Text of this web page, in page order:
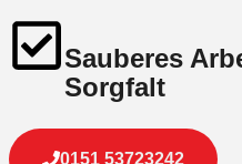
Sauberes
Sorgfalt
0151 53723242